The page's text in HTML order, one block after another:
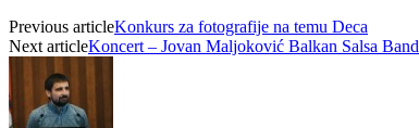
Previous articleKonkurs za fotografije na temu Deca
Next articleKoncert – Jovan Maljoković Balkan Salsa Band